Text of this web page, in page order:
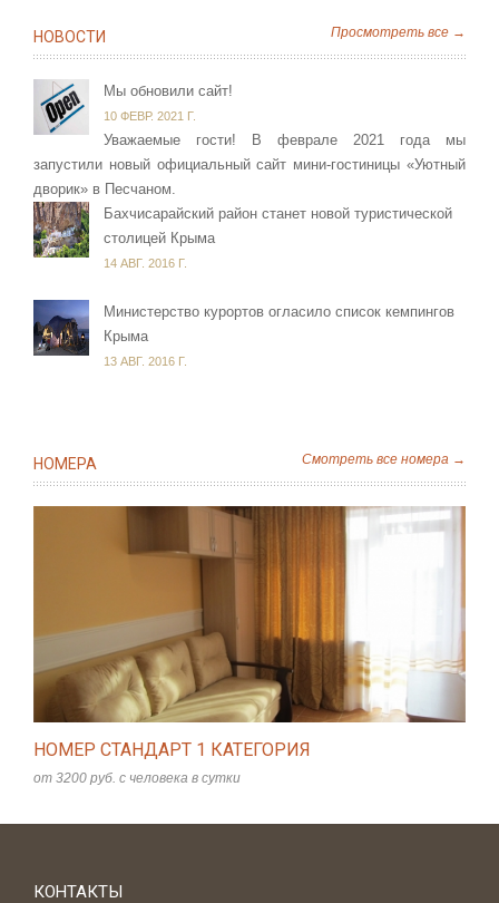
НОВОСТИ Просмотреть все →
Мы обновили сайт!
10 ФЕВР. 2021 Г.
Уважаемые гости! В феврале 2021 года мы
запустили новый официальный сайт мини-гостиницы «Уютный
дворик» в Песчаном.
Бахчисарайский район станет новой туристической
столицей Крыма
14 АВГ. 2016 Г.
Министерство курортов огласило список кемпингов
Крыма
13 АВГ. 2016 Г.
НОМЕРА Смотреть все номера →
НОМЕР СТАНДАРТ 1 КАТЕГОРИЯ
от 3200 руб. с человека в сутки
КОНТАКТЫ